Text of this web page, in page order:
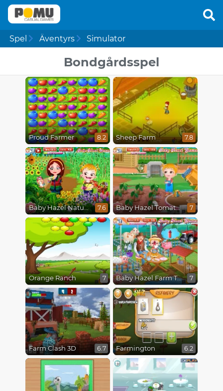
Spel Äventyrs Simulator
Bondgårdsspel
Proud Farmer 8.2 Sheep Farm 7.8
Baby Hazel Nature Explorer 7.6 Baby Hazel Tomato Farming 7
Orange Ranch 7 Baby Hazel Farm Tour 7
Farm Clash 3D 6.7 Farmington 6.2